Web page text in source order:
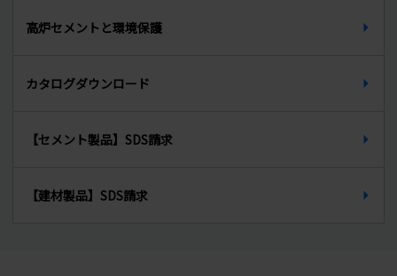
先輩からのメッセージ
高炉セメントと環境保護
カタログダウンロード
【セメント製品】SDS請求
【建材製品】SDS請求